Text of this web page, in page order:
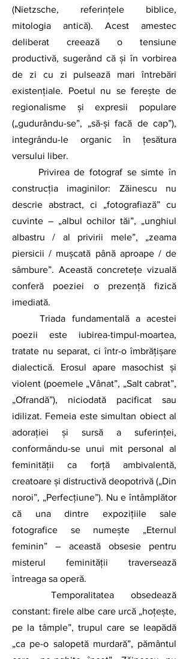
(Nietzsche, referințele biblice,
mitologia antică). Acest amestec
deliberat creează o tensiune
productivă, sugerând că și în vorbirea
de zi cu zi pulsează mari întrebări
existențiale. Poetul nu se ferește de
regionalisme și expresii populare
(„gudurându-se”, „să-și facă de cap”),
integrându-le organic în țesătura
versului liber.
construcția imaginilor: Zăinescu nu
descrie abstract, ci „fotografiază” cu
cuvinte – „albul ochilor tăi”, „unghiul
albastru / al privirii mele”, „zeama
piersicii / mușcată până aproape / de
sâmbure”. Această concretețe vizuală
conferă poeziei o prezență fizică
imediată.
	Triada fundamentală a acestei
poezii este iubirea-timpul-moartea,
tratate nu separat, ci într-o îmbrățișare
dialectică. Erosul apare masochist și
violent (poemele „Vânat”, „Salt cabrat”,
„Ofrandă”), niciodată pacificat sau
idilizat. Femeia este simultan obiect al
adorației și sursă a suferinței,
conformându-se unui mit personal al
feminității ca forță ambivalentă,
creatoare și distructivă deopotrivă („Din
noroi”, „Perfecțiune”). Nu e întâmplător
că una dintre expozițiile sale
fotografice se numește „Eternul
feminin” – această obsesie pentru
misterul feminității traversează
întreaga sa operă.
constant: firele albe care urcă „hoțește,
pe la tâmple”, trupul care se leapădă
„ca pe-o salopetă murdară”, pământul